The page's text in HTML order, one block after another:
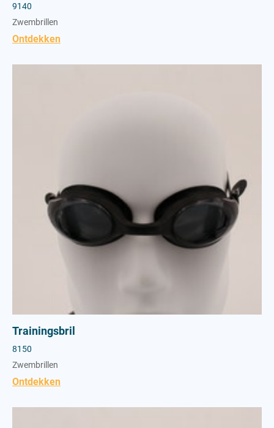
9140
Zwembrillen
Ontdekken
Trainingsbril
8150
Zwembrillen
Ontdekken